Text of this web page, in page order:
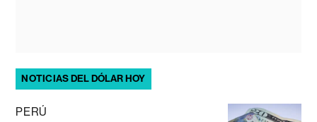
NOTICIAS DEL DÓLAR HOY
PERÚ